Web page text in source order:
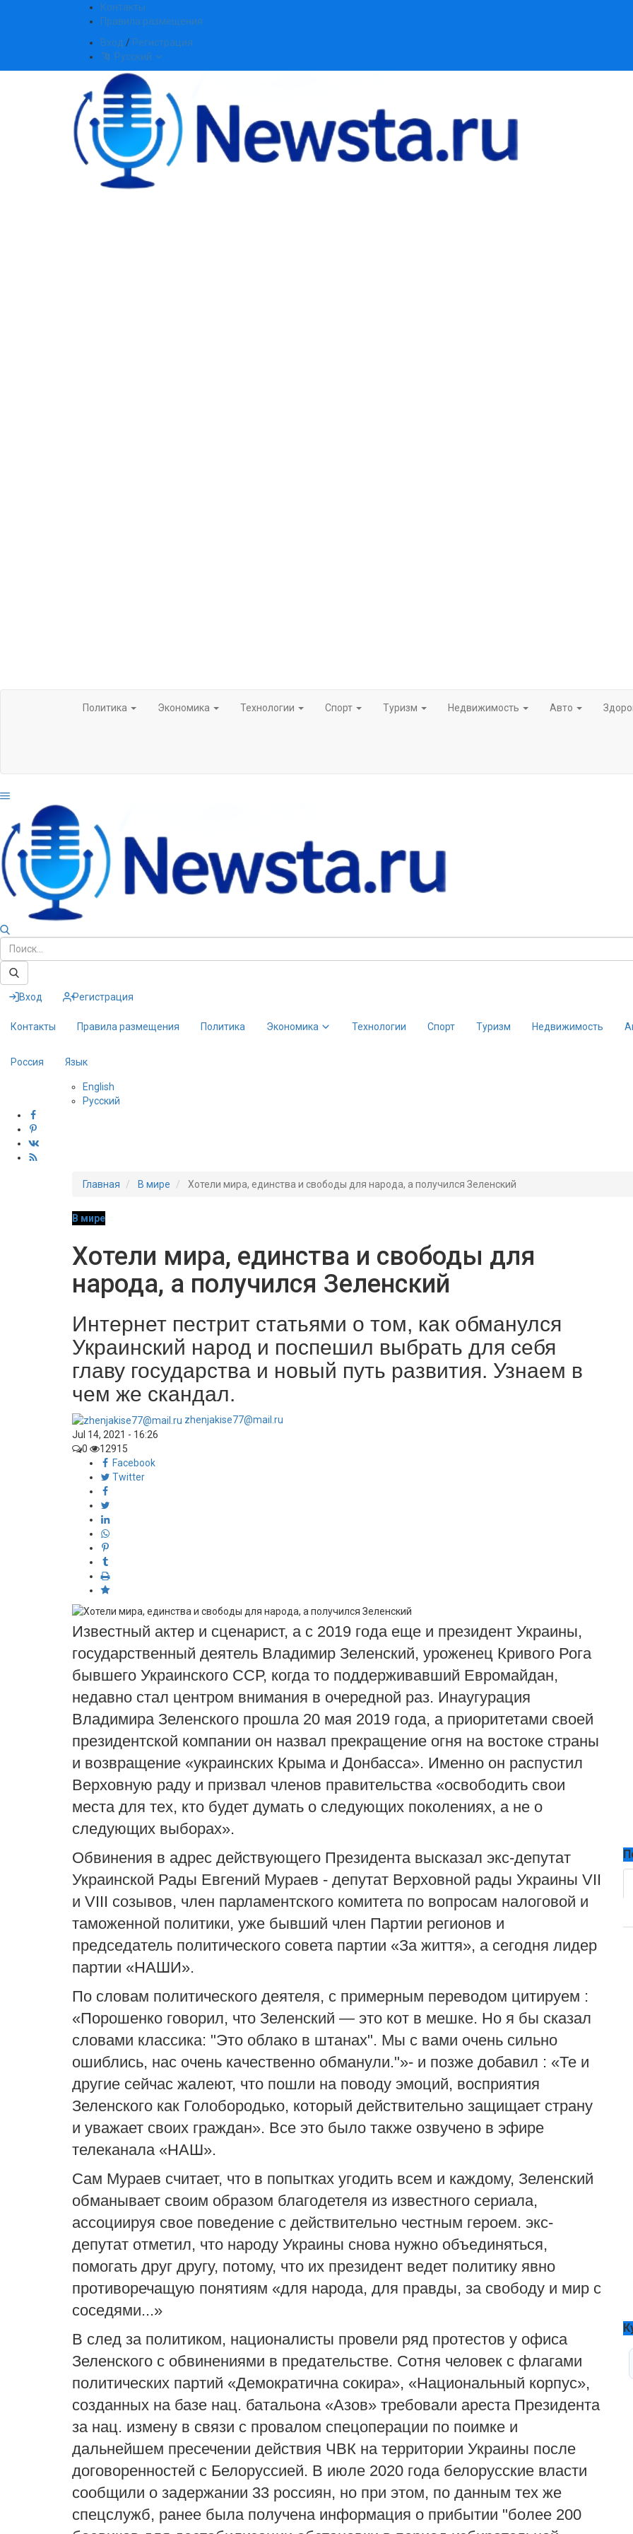
Контакты
Правила размещения
Вход / Регистрация
Русский
Политика Экономика Технологии Спорт Туризм Недвижимость Авто
Вход Регистрация
Контакты Правила размещения Политика Экономика Технологии Спорт Туризм Недвижимость
Россия Язык
English
Русский
Главная В мире Хотели мира, единства и свободы для народа, а получился Зеленский
В мире
Хотели мира, единства и свободы для
народа, а получился Зеленский
Интернет пестрит статьями о том, как обманулся
Украинский народ и поспешил выбрать для себя
главу государства и новый путь развития. Узнаем в
чем же скандал.
zhenjakise77@mail.ru
Jul 14, 2021 - 16:26
0
12915
Facebook
Twitter
Известный актер и сценарист, а с 2019 года еще и президент Украины,
государственный деятель Владимир Зеленский, уроженец Кривого Рога
бывшего Украинского ССР, когда то поддерживавший Евромайдан,
недавно стал центром внимания в очередной раз. Инаугурация
Владимира Зеленского прошла 20 мая 2019 года, а приоритетами своей
президентской компании он назвал прекращение огня на востоке страны
и возвращение «украинских Крыма и Донбасса». Именно он распустил
Верховную раду и призвал членов правительства «освободить свои
места для тех, кто будет думать о следующих поколениях, а не о
следующих выборах».
Обвинения в адрес действующего Президента высказал экс-депутат
Украинской Рады Евгений Мураев - депутат Верховной рады Украины VII
и VIII созывов, член парламентского комитета по вопросам налоговой и
таможенной политики, уже бывший член Партии регионов и
председатель политического совета партии «За життя», а сегодня лидер
партии «НАШИ».
По словам политического деятеля, с примерным переводом цитируем :
«Порошенко говорил, что Зеленский — это кот в мешке. Но я бы сказал
словами классика: "Это облако в штанах". Мы с вами очень сильно
ошиблись, нас очень качественно обманули."»- и позже добавил : «Те и
другие сейчас жалеют, что пошли на поводу эмоций, восприятия
Зеленского как Голобородько, который действительно защищает страну
и уважает своих граждан». Все это было также озвучено в эфире
телеканала «НАШ».
Сам Мураев считает, что в попытках угодить всем и каждому, Зеленский
обманывает своим образом благодетеля из известного сериала,
ассоциируя свое поведение с действительно честным героем. экс-
депутат отметил, что народу Украины снова нужно объединяться,
помогать друг другу, потому, что их президент ведет политику явно
противоречащую понятиям «для народа, для правды, за свободу и мир с
соседями...»
В след за политиком, националисты провели ряд протестов у офиса
Зеленского с обвинениями в предательстве. Сотня человек с флагами
политических партий «Демократична сокира», «Национальный корпус»,
созданных на базе нац. батальона «Азов» требовали ареста Президента
за нац. измену в связи с провалом спецоперации по поимке и
дальнейшем пресечении действия ЧВК на территории Украины после
договоренностей с Белоруссией. В июле 2020 года белорусские власти
сообщили о задержании 33 россиян, но при этом, по данным тех же
спецслужб, ранее была получена информация о прибытии "более 200